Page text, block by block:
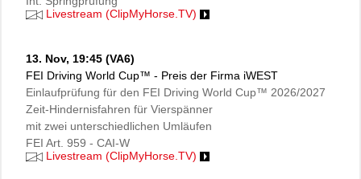
Livestream (ClipMyHorse.TV)
13. Nov, 19:45 (VA6)
FEI Driving World Cup™ - Preis der Firma iWEST
Einlaufprüfung für den FEI Driving World Cup™ 2026/2027
Zeit-Hindernisfahren für Vierspänner
mit zwei unterschiedlichen Umläufen
FEI Art. 959 - CAI-W
Livestream (ClipMyHorse.TV)